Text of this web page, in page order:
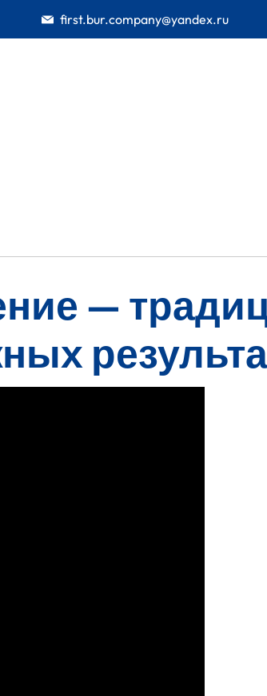
first.bur.company@yandex.ru
—